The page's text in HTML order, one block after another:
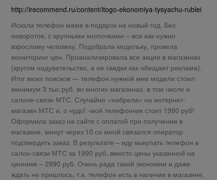
http://irecommend.ru/content/itogo-ekonomiya-tysyachu-rublei
Искала телефон маме в подарок на новый год. Без
наворотов, с крупными кнопочками – все как нужно
взрослому человеку. Подобрала модельку, провела
мониторинг цен. Проанализировала все акции в магазинах
(кругом надувательство, а не скидки как обещает реклама).
Итог моих поисков — телефон нужной мне модели стоил
минимум 3 тыс.руб. во многих магазинах, в том числе и
салоне-связи МТС. Случайно «набрела» на интернет-
магазин МТС и, о чудо! -мой телефончик стоит 1990 руб!
Оформила заказ на сайте с оплатой при получении в
магазине, минут через 10 со мной связался оператор
подтвердить заказ. В результате – иду выкупать телефон в
салон-связи МТС за 1990 руб, вместо цены указанной на
ценнике – 2990 руб. Очень рада такой экономии и даже
ждать не пришлось, т.к. телефон есть в наличии в магазине.